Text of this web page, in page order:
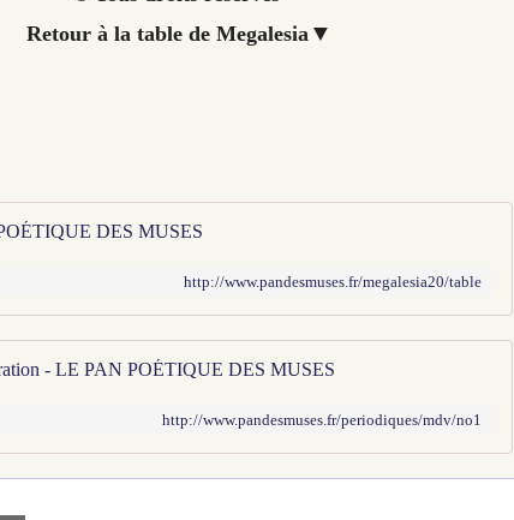
Retour à la table de Megalesia ▼
DES MUSES
http://www.pandesmuses.fr/megalesia20/table
- LE PAN POÉTIQUE DES MUSES
http://www.pandesmuses.fr/periodiques/mdv/no1